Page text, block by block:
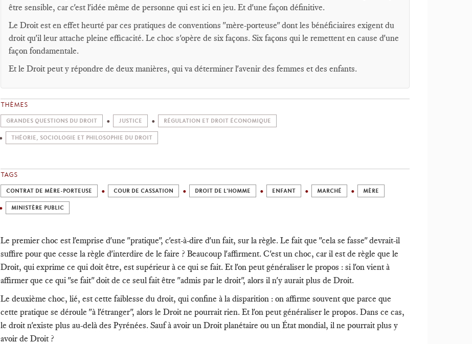
être sensible, car c'est l'idée même de personne qui est ici en jeu. Et d'une façon définitive.
Le Droit est en effet heurté par ces pratiques de conventions "mère-porteuse" dont les bénéficiaires exigent du
droit qu'il leur attache pleine efficacité. Le choc s'opère de six façons. Six façons qui le remettent en cause d'une
façon fondamentale.
Et le Droit peut y répondre de deux manières, qui va déterminer l'avenir des femmes et des enfants.
THÈMES
GRANDES QUESTIONS DU DROIT JUSTICE RÉGULATION ET DROIT ÉCONOMIQUE
THÉORIE, SOCIOLOGIE ET PHILOSOPHIE DU DROIT
TAGS
CONTRAT DE MÈRE-PORTEUSE COUR DE CASSATION DROIT DE L'HOMME ENFANT MARCHÉ MÈRE
MINISTÈRE PUBLIC
Le premier choc est l'emprise d'une "pratique", c'est-à-dire d'un fait, sur la règle. Le fait que "cela se fasse" devrait-il
suffire pour que cesse la règle d'interdire de le faire ? Beaucoup l'affirment. C'est un choc, car il est de règle que le
Droit, qui exprime ce qui doit être, est supérieur à ce qui se fait. Et l'on peut généraliser le propos : si l'on vient à
affirmer que ce qui "se fait" doit de ce seul fait être "admis par le droit", alors il n'y aurait plus de Droit.
Le deuxième choc, lié, est cette faiblesse du droit, qui confine à la disparition : on affirme souvent que parce que
cette pratique se déroule "à l'étranger", alors le Droit ne pourrait rien. Et l'on peut généraliser le propos. Dans ce cas,
le droit n'existe plus au-delà des Pyrénées. Sauf à avoir un Droit planétaire ou un État mondial, il ne pourrait plus y
avoir de Droit ?